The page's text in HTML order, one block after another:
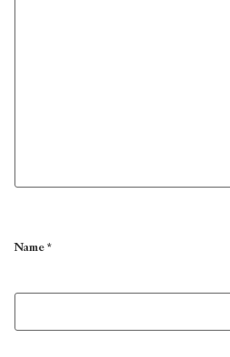
Name*